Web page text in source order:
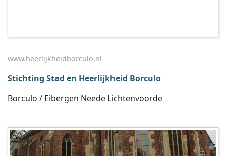
www.heerlijkheidborculo.nl
Stichting Stad en Heerlijkheid Borculo
Borculo / Eibergen Neede Lichtenvoorde